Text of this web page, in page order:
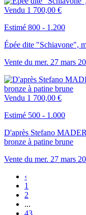
Vendu 1 700,00 €
Estimé 800 - 1.200
Épée dite "Schiavone",
Vente du mer. 27 mars
Vendu 1 700,00 €
Estimé 500 - 1.000
D'après Stefano
bronze à patine brune
Vente du mer. 27 mars
‹
1
2
...
43